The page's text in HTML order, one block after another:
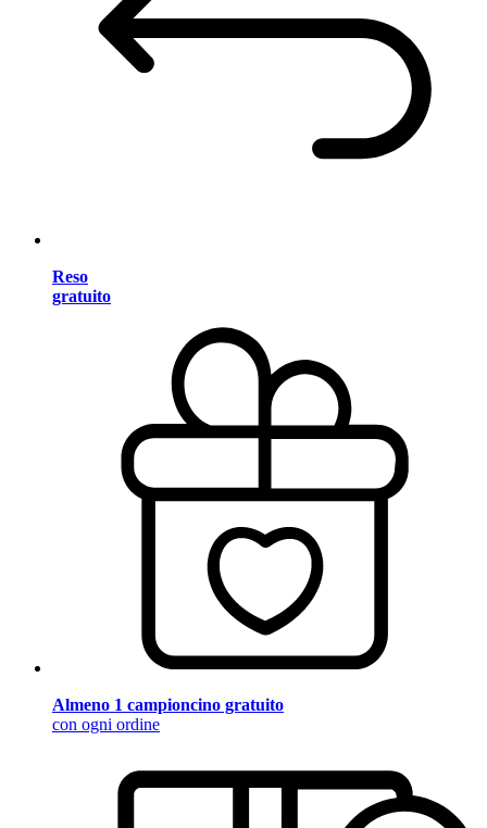
Reso
gratuito
Almeno 1 campioncino gratuito
con ogni ordine